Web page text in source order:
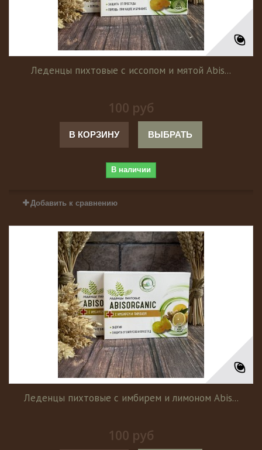
Леденцы пихтовые с иссопом и мятой Abis...
100 руб
В КОРЗИНУ ВЫБРАТЬ
В наличии
Добавить к сравнению
Леденцы пихтовые с имбирем и лимоном Abis...
100 руб